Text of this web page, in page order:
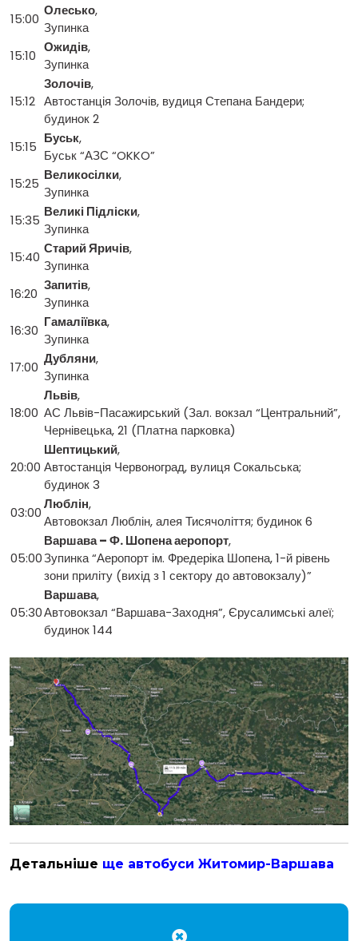
15:00
Олесько,
Зупинка
15:10
Ожидів,
Зупинка
15:12
Золочів,
Автостанція Золочів, вудиця Степана Бандери;
будинок 2
15:15
Буськ,
Буськ “АЗС “OKKO”
15:25
Великосілки,
Зупинка
15:35
Великі Підліски,
Зупинка
15:40
Старий Яричів,
Зупинка
16:20
Запитів,
Зупинка
16:30
Гамаліївка,
Зупинка
17:00
Дубляни,
Зупинка
18:00
Львів,
АС Львів-Пасажирський (Зал. вокзал “Центральний”,
Чернівецька, 21 (Платна парковка)
20:00
Шептицький,
Автостанція Червоноград, вулиця Сокальська;
будинок 3
03:00
Люблін,
Автовокзал Люблін, алея Тисячоліття; будинок 6
05:00
Варшава – Ф. Шопена аеропорт,
Зупинка “Аеропорт ім. Фредеріка Шопена, 1-й рівень
зони приліту (вихід з 1 сектору до автовокзалу)”
05:30
Варшава,
Автовокзал “Варшава-Заходня”, Єрусалимські алеї;
будинок 144
Детальніше ще автобуси Житомир-Варшава